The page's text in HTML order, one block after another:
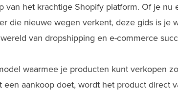
van het krachtige Shopify platform. Of je
die nieuwe wegen verkent, deze gids is je
wereld van dropshipping en e-commerce
waarmee je producten kunt verkopen
een aankoop doet, wordt het product direct